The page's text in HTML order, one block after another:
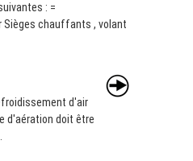
: =
Sièges chauffants , volant
d'air
d'aération doit être